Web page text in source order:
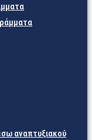
αναπτυξιακού